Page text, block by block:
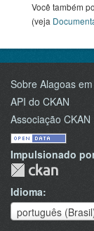
Você também
(veja
Sobre Alagoas
API do CKAN
Associação CKAN
Impulsionado
Idioma
português
Idioma